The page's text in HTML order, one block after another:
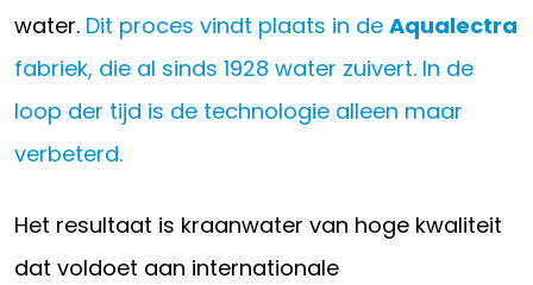
water. Dit proces vindt plaats in de Aqualectra
fabriek, die al sinds 1928 water zuivert. In de
loop der tijd is de technologie alleen maar
verbeterd.
Het resultaat is kraanwater van hoge kwaliteit
dat voldoet aan internationale